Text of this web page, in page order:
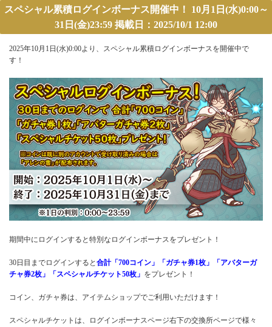
スペシャル累積ログインボーナス開催中！ 10月1日(水)0:00～
31日(金)23:59 掲載日：2025/10/1 12:00
2025年10月1日(水)0:00より、スペシャル累積ログインボーナスを開催中で
す！
期間中にログインすると特別なログインボーナスをプレゼント！
30日目までログインすると 合計「700コイン」「ガチャ券1枚」「アバターガ
チャ券2枚」「スペシャルチケット50枚」 をプレゼント！
コイン、ガチャ券は、アイテムショップでご利用いただけます！
スペシャルチケットは、ログインボーナスページ右下の交換所ページで様々